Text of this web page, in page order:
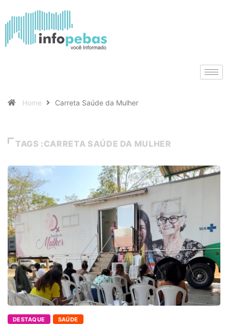
Home Carreta Saúde da Mulher
TAGS :CARRETA SAÚDE DA MULHER
DESTAQUE SAÚDE